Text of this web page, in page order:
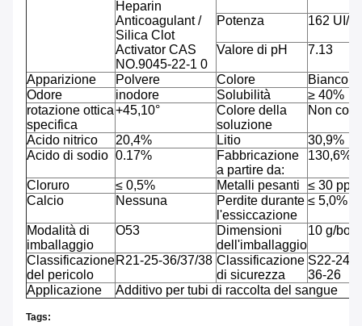
Potenza 162 UI/
Valore di pH 7.13
Apparizione Polvere Colore
Bianco
Odore
inodore Solubilità
≥ 40%
rotazione ottica
specifica
+45,10°
Colore della
soluzione
Non
Acido nitrico 20,4% Litio
30,9%
Acido di sodio 0.17%
Fabbricazione
a partire da:
130,6%
Cloruro ≤ 0,5% Metalli pesanti
≤ 30 ppm
Calcio
Nessuna
Perdite durante
l'essiccazione
≤ 5,0%
Modalità di
imballaggio
O53
Dimensioni
dell'imballaggio
10 g/
Classificazione
del pericolo
R21-25-36/37/38 Classificazione
di sicurezza
S22-24/
36-26
Applicazione
Additivo per tubi di raccolta del sangue
Tags: